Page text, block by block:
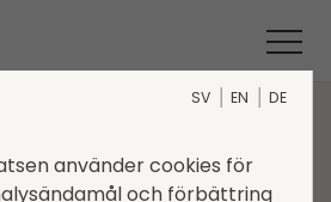
AV STORSKOGENS DELÅRS­
SV EN DE
använder cookies för
och förbättring